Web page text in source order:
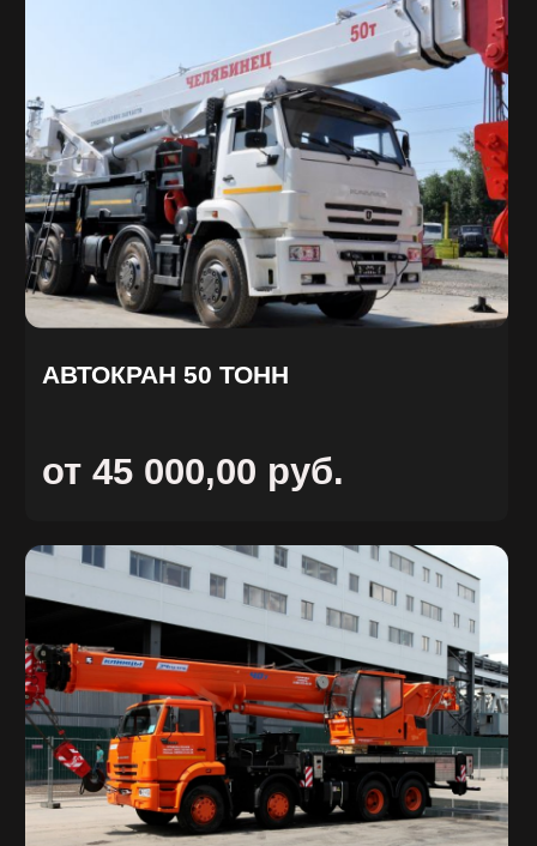
Нажимая на кнопку отправить
Вы соглашаетесь на обработку
Ваших персональных данных
компание ООО «Винстрой»
ЗАКАЗАТЬ
ОБРАТНЫЙ
ЗВОНОК
Заказать звонок